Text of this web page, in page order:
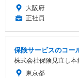
大阪府
正社員
保険サービスのコー
株式会社保険見直し本
東京都